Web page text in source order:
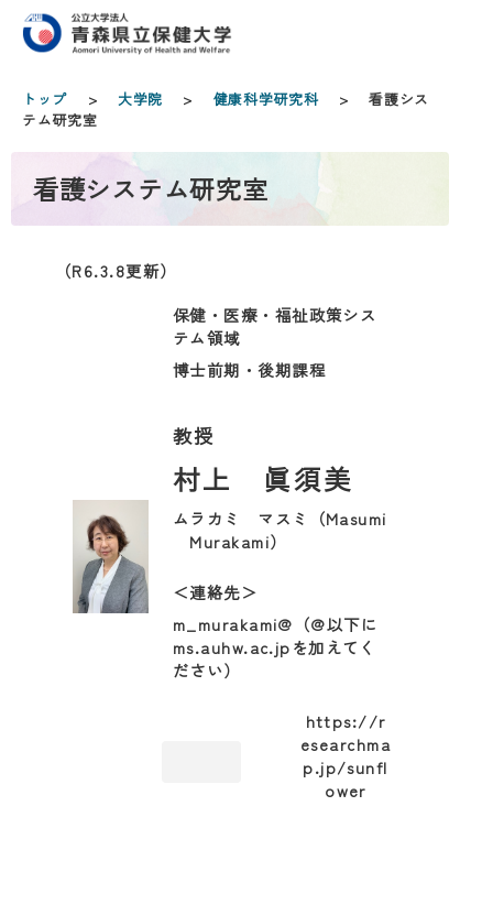
トップ > 大学院 > 健康科学研究科> 看護シス
テム研究室
看護システム研究室
（R6.3.8更新）
保健・医療・福祉政策シス
テム領域
博士前期・後期課程
教授
村上 眞須美
ムラカミ マスミ（Masumi
Murakami）
＜連絡先＞
m_murakami@（@以下に
ms.auhw.ac.jpを加えてく
ださい）
https://r
esearchma
p.jp/sunfl
ower